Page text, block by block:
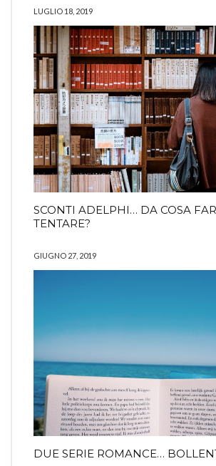
LUGLIO 18, 2019
SCONTI ADELPHI… DA COSA
TENTARE?
GIUGNO 27, 2019
DUE SERIE ROMANCE…